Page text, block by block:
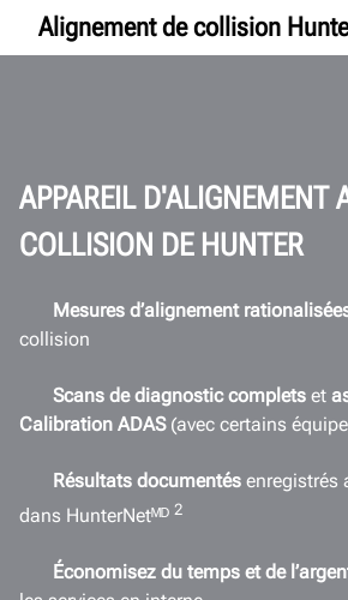
Alignement de collision
Équipement
Vidéos
RSI
Espace de travail
Connectivité
Documents
DEMANDER UN DEVIS
APPAREIL D'ALIGNEMENT
COLLISION DE HUNTER
Mesures d’alignement
collision
Scans de diagnostic complets et
Calibration ADAS(avec certains
Résultats documentés enregistrés
dans HunterNetᴹᴰ 2
Économisez du temps et de